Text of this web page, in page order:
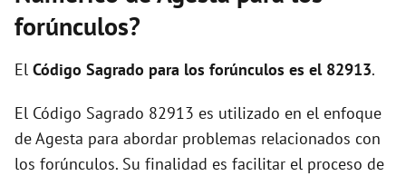
i
d
e
forúnculos?
El Código Sagrado para los forúnculos es el 82913.
El Código Sagrado 82913 es utilizado en el enfoque
de Agesta para abordar problemas relacionados con
los forúnculos. Su finalidad es facilitar el proceso de